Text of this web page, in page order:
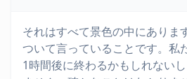
それはすべて景色の中にありま
ついて言っていることです。私
1時間後に終わるかもしれない